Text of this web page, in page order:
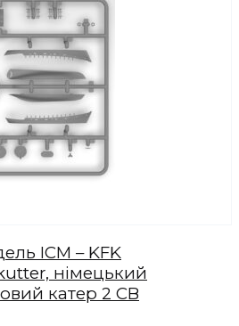
ICM – KFK
німецький
катер 2 СВ